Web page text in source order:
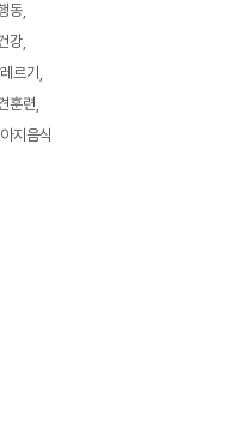
동
강
르기
훈련
지음식